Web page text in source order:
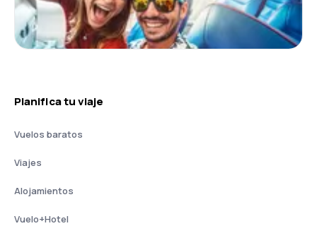
Planifica tu viaje
Vuelos baratos
Viajes
Alojamientos
Vuelo+Hotel